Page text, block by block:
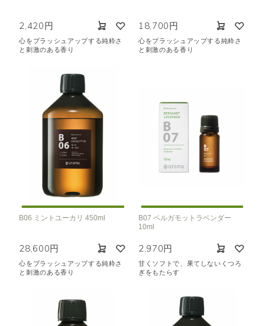
2,420円
心をブラッシュアップする純粋さ
と刺激のある香り
18,700円
心をブラッシュアップする純粋さ
と刺激のある香り
B06 ミントユーカリ 450ml
28,600円
心をブラッシュアップする純粋さ
と刺激のある香り
B07 ベルガモットラベンダー
10ml
2,970円
甘くソフトで、果てしないくつろ
ぎをもたらす